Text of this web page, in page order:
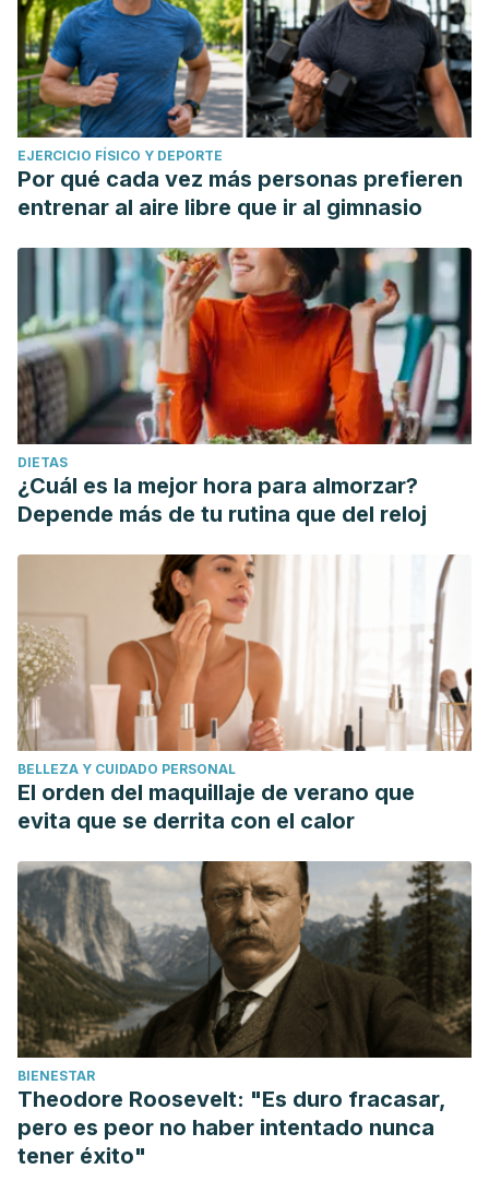
EJERCICIO FÍSICO Y DEPORTE
Por qué cada vez más personas prefieren
entrenar al aire libre que ir al gimnasio
DIETAS
¿Cuál es la mejor hora para almorzar?
Depende más de tu rutina que del reloj
BELLEZA Y CUIDADO PERSONAL
El orden del maquillaje de verano que
evita que se derrita con el calor
BIENESTAR
Theodore Roosevelt: "Es duro fracasar,
pero es peor no haber intentado nunca
tener éxito"